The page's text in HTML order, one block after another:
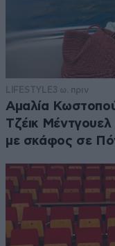
LIFESTYLE3 ω. πριν
Αμαλία
Τζέικ
με σκάφος σε